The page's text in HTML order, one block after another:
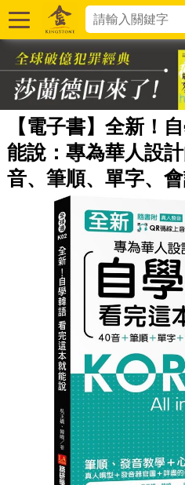
【電子書】全新！
能說：專為華人設
音、筆順、單字、